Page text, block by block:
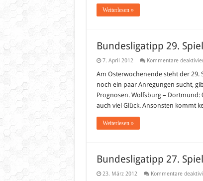
Weiterlesen »
Bundesligatipp 29.
7. April 2012 Kommentare
Am Osterwochenende steht der 29.
noch ein paar Anregungen sucht,
Prognosen. Wolfsburg – Dortmund:
auch viel Glück. Ansonsten kommt
Weiterlesen »
Bundesligatipp 27.
23. März 2012 Kommentare